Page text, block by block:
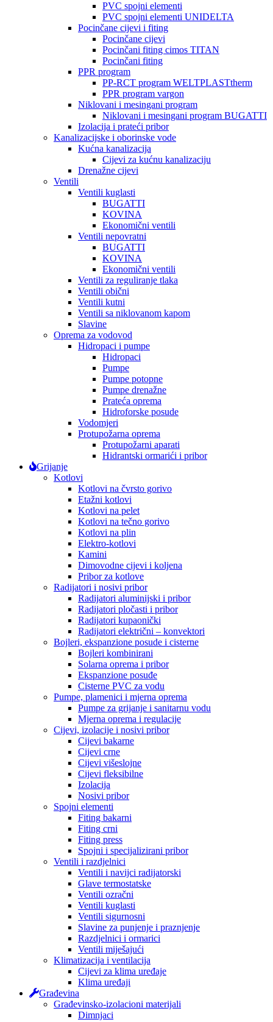
PVC spojni elementi
PVC spojni elementi UNIDELTA
Pocinčane cijevi i fiting
Pocinčane cijevi
Pocinčani fiting cimos TITAN
Pocinčani fiting
PPR program
PP-RCT program WELTPLASTtherm
PPR program vargon
Niklovani i mesingani program
Niklovani i mesingani program BUGATTI
Izolacija i prateći pribor
Kanalizacijske i oborinske vode
Kućna kanalizacija
Cijevi za kućnu kanalizaciju
Drenažne cijevi
Ventili
Ventili kuglasti
BUGATTI
KOVINA
Ekonomični ventili
Ventili nepovratni
BUGATTI
KOVINA
Ekonomični ventili
Ventili za reguliranje tlaka
Ventili obični
Ventili kutni
Ventili sa niklovanom kapom
Slavine
Oprema za vodovod
Hidropaci i pumpe
Hidropaci
Pumpe
Pumpe potopne
Pumpe drenažne
Prateća oprema
Hidroforske posude
Vodomjeri
Protupožarna oprema
Protupožarni aparati
Hidrantski ormarići i pribor
Grijanje
Kotlovi
Kotlovi na čvrsto gorivo
Etažni kotlovi
Kotlovi na pelet
Kotlovi na tečno gorivo
Kotlovi na plin
Elektro-kotlovi
Kamini
Dimovodne cijevi i koljena
Pribor za kotlove
Radijatori i nosivi pribor
Radijatori aluminijski i pribor
Radijatori pločasti i pribor
Radijatori kupaonički
Radijatori električni – konvektori
Bojleri, ekspanzione posude i cisterne
Bojleri kombinirani
Solarna oprema i pribor
Ekspanzione posuđe
Cisterne PVC za vodu
Pumpe, plamenici i mjerna oprema
Pumpe za grijanje i sanitarnu vodu
Mjerna oprema i regulacije
Cijevi, izolacije i nosivi pribor
Cijevi bakarne
Cijevi crne
Cijevi višeslojne
Cijevi fleksibilne
Izolacija
Nosivi pribor
Spojni elementi
Fiting bakarni
Fiting crni
Fiting press
Spojni i specijalizirani pribor
Ventili i razdjelnici
Ventili i navijci radijatorski
Glave termostatske
Ventili ozračni
Ventili kuglasti
Ventili sigurnosni
Slavine za punjenje i praznjenje
Razdjelnici i ormarici
Ventili miješajući
Klimatizacija i ventilacija
Cijevi za klima uređaje
Klima uređaji
Građevina
Građevinsko-izolacioni materijali
Dimnjaci